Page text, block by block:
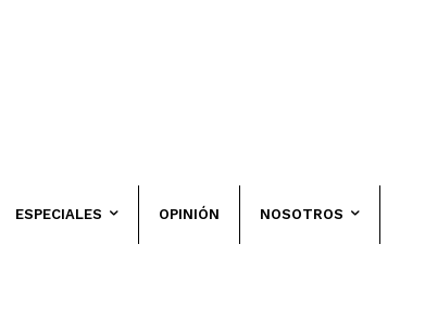
ESPECIALES OPINIÓN NOSOTROS